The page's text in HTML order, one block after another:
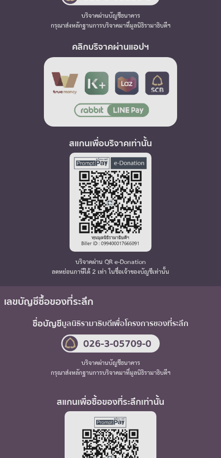
บริจาคผ่านบัญชีธนาคาร
กรุณาส่งหลักฐานการบริจาคมาที่มูลนิธิรามาธิบดีฯ
คลิกบริจาคผ่านแอปฯ
สแกนเพื่อบริจาคเท่านั้น
บริจาคผ่าน QR e-Donation
ลดหย่อนภาษีได้ 2 เท่า ในชื่อเจ้าของบัญชีเท่านั้น
เลขบัญชีซื้อของที่ระลึก
ชื่อบัญชีมูลนิธิรามาธิบดีเพื่อโครงการของที่ระลึก
บริจาคผ่านบัญชีธนาคาร
กรุณาส่งหลักฐานการบริจาคมาที่มูลนิธิรามาธิบดีฯ
สแกนเพื่อซื้อของที่ระลึกเท่านั้น